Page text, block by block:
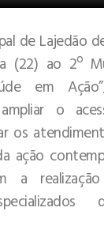
de Lajedão
(22) ao 2º
em
o
os
ação
a